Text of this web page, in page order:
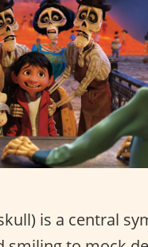
is a central